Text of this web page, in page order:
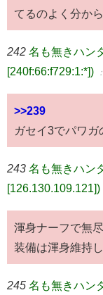
てるのよく分から
242 名も無きハン
[240f:66:f729:1:*])
>>239
ガセイ3でパワ
243 名も無きハン
[126.130.109.121])
渾身ナーフで無
装備は渾身維持
245 名も無きハン